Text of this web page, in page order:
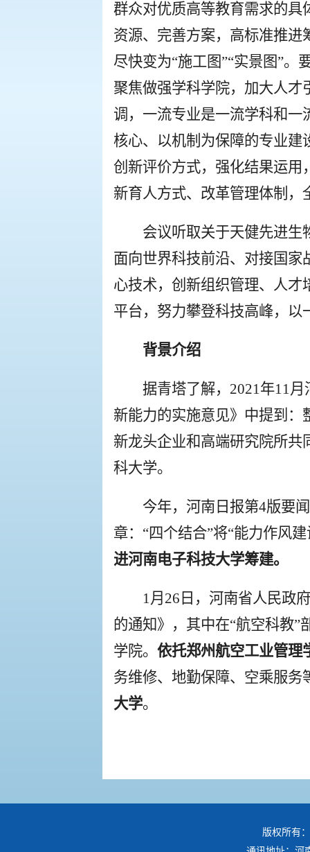
群众对优质高等教育需求的具
资源、完善方案，高标准推进
尽快变为“施工图”“实景图”
聚焦做强学科学院，加大人
调，一流专业是一流学科和
核心、以机制为保障的专业建
创新评价方式，强化结果运用
新育人方式、改革管理体制，
会议听取关于天健先进生
面向世界科技前沿、对接国
心技术，创新组织管理、人
平台，努力攀登科技高峰，以
背景介绍
据青塔了解，2021年11
新能力的实施意见》中提到
新龙头企业和高端研究院所共
科大学。
今年，河南日报第4版要
章：“四个结合”将“能力作风
进河南电子科技大学筹建。
1月26日，河南省人民政
的通知》，其中在“航空科教”
学院。 依托郑州航空工业管理
务维修、地勤保障、空乘服务
大学。
版权所有